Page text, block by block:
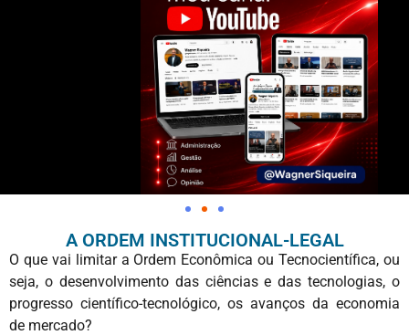
A ORDEM INSTITUCIONAL-LEGAL
O que vai limitar a Ordem Econômica ou Tecnocientífica, ou
seja, o desenvolvimento das ciências e das tecnologias, o
progresso científico-tecnológico, os avanços da economia
de mercado?